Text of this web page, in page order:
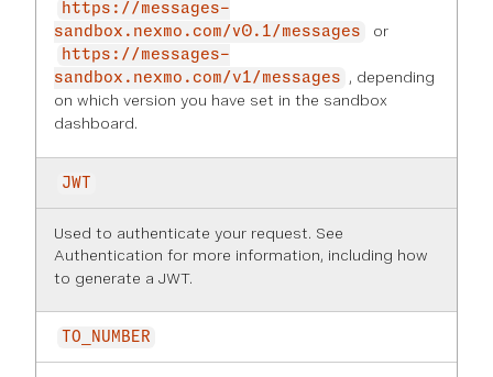
https://messages-
sandbox.nexmo.com/v0.1/messages
or
https://messages-
sandbox.nexmo.com/v1/messages
, depending
on which version you have set in the sandbox
dashboard.
JWT
Used to authenticate your request. See
Authentication for more information, including how
to generate a JWT.
TO_NUMBER